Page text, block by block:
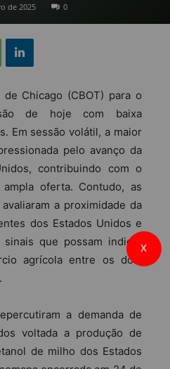
de 2025 0
Chicago (CBOT) para o
de hoje com baixa
Em sessão volátil, a maior
pelo avanço da
contribuindo com o
oferta. Contudo, as
a proximidade da
dos Estados Unidos e
que possam indicar
agrícola entre os dois
a demanda de
voltada a produção de
de milho dos Estados
X